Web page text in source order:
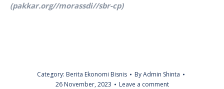
(pakkar.org//morassdi//sbr-cp)
Category: Berita Ekonomi Bisnis ByAdmin Shinta
26 November, 2023
Leave a comment